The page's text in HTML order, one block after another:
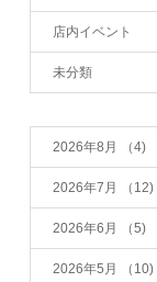
店内イベント
未分類
2026年8月 （4)
2026年7月 （12)
2026年6月 （5)
2026年5月 （10)